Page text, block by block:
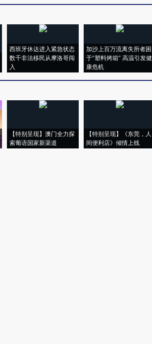
西班牙休达进入紧急状态
数千非法移民从摩洛哥闯
入
加沙上百万流离失所者困
于“塑料烤箱” 高温引发健
康危机
【特别呈现】澳门全力探
索葡语国家新渠道
【特别呈现】《东莞，人
间便利店》倾情上线